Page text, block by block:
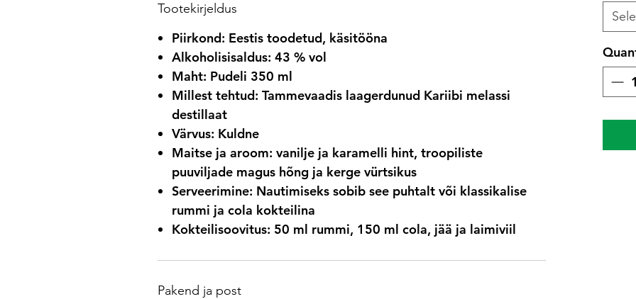
Tootekirjeldus
Piirkond: Eestis toodetud, käsitööna
Alkoholisisaldus: 43 % vol
Maht: Pudeli 350 ml
Millest tehtud: Tammevaadis laagerdunud Kariibi melassi
destillaat
Värvus: Kuldne
Maitse ja aroom: vanilje ja karamelli hint, troopiliste
puuviljade magus hõng ja kerge vürtsikus
Serveerimine: Nautimiseks sobib see puhtalt või klassikalise
rummi ja cola kokteilina
Kokteilisoovitus: 50 ml rummi, 150 ml cola, jää ja laimiviil
Pakend ja post